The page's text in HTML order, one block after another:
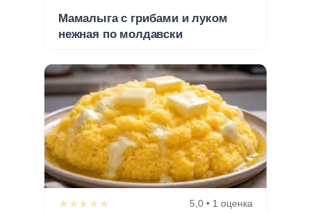
Мамалыга с грибами и луком
нежная по молдавски
★★★★★ 5,0 • 1 оценка